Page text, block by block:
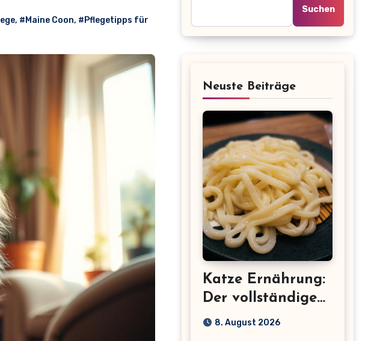
, #Maine Coon, #Pflegetipps für
Suchen
Neuste Beiträge
Katze Ernährung:
Der vollständige
Leitfaden für eine
8. August 2026